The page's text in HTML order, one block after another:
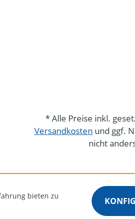
* Alle Preise inkl.
Versandkosten und ggf.
nicht
bieten zu